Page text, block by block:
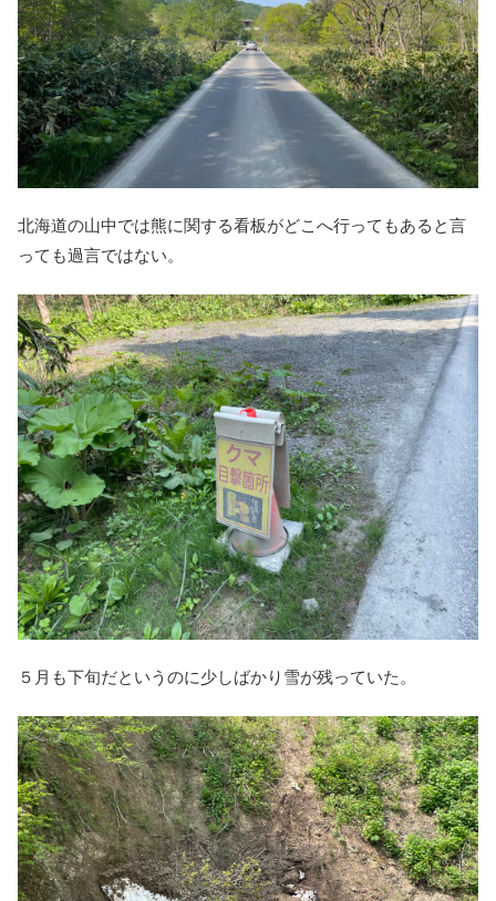
北海道の山中では熊に関する看板がどこへ行ってもあると言
っても過言ではない。
５月も下旬だというのに少しばかり雪が残っていた。